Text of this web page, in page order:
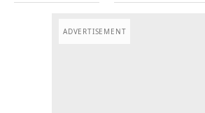
ADVERTISEMENT